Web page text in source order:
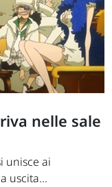
nelle sale
unisce ai
uscita...